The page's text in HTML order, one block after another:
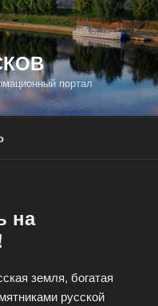
портал
на
земля, богатая
русской